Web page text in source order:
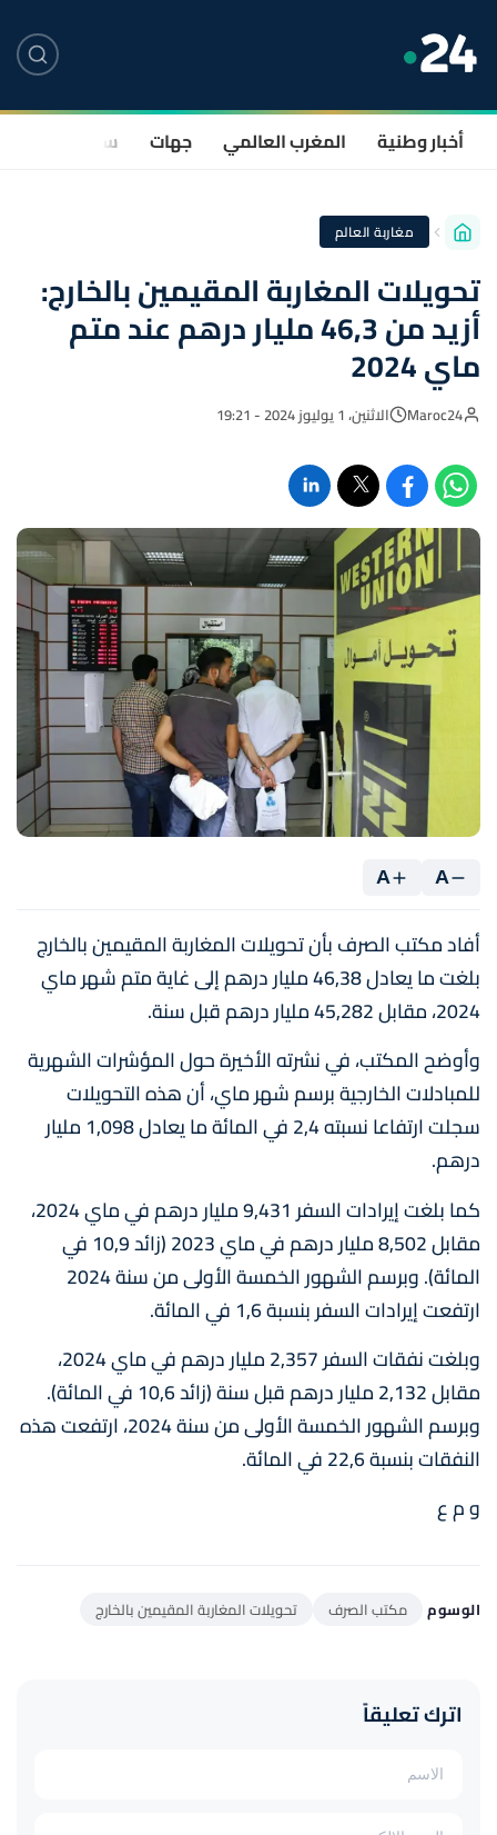
أخبار وطنية المغرب العالمي جهات سياسة
مغاربة العالم
تحويلات المغاربة المقيمين بالخارج:
أزيد من 46,3 مليار درهم عند متم
ماي 2024
Maroc24 الاثنين، 1 يوليوز 2024 - 19:21
A
A
أفاد مكتب الصرف بأن تحويلات المغاربة المقيمين بالخارج
بلغت ما يعادل 46,38 مليار درهم إلى غاية متم شهر ماي
2024، مقابل 45,282 مليار درهم قبل سنة.
وأوضح المكتب، في نشرته الأخيرة حول المؤشرات الشهرية
للمبادلات الخارجية برسم شهر ماي، أن هذه التحويلات
سجلت ارتفاعا نسبته 2,4 في المائة ما يعادل 1,098 مليار
درهم.
كما بلغت إيرادات السفر 9,431 مليار درهم في ماي 2024،
مقابل 8,502 مليار درهم في ماي 2023 (زائد 10,9 في
المائة). وبرسم الشهور الخمسة الأولى من سنة 2024
ارتفعت إيرادات السفر بنسبة 1,6 في المائة.
وبلغت نفقات السفر 2,357 مليار درهم في ماي 2024،
مقابل 2,132 مليار درهم قبل سنة (زائد 10,6 في المائة).
وبرسم الشهور الخمسة الأولى من سنة 2024، ارتفعت هذه
النفقات بنسبة 22,6 في المائة.
و م ع
الوسوم مكتب الصرف تحويلات المغاربة المقيمين بالخارج
اترك تعليقاً